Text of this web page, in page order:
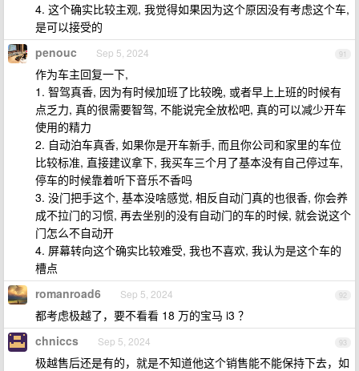
4. 这个确实比较主观, 我觉得如果因为这个原因没有考虑这个车,
是可以接受的
91
penouc Sep 5, 2024
作为车主回复一下,
1. 智驾真香, 因为有时候加班了比较晚, 或者早上上班的时候有
点乏力, 真的很需要智驾, 不能说完全放松吧, 真的可以减少开车
使用的精力
2. 自动泊车真香, 如果你是开车新手, 而且你公司和家里的车位
比较标准, 直接建议拿下, 我买车三个月了基本没有自己停过车,
停车的时候靠着听下音乐不香吗
3. 没门把手这个, 基本没啥感觉, 相反自动门真的也很香, 你会养
成不拉门的习惯, 再去坐别的没有自动门的车的时候, 就会说这个
门怎么不自动开
4. 屏幕转向这个确实比较难受, 我也不喜欢, 我认为是这个车的
槽点
92
romanroad6 Sep 5, 2024
都考虑极越了，要不看看 18 万的宝马 i3 ？
93
chniccs Sep 5, 2024
极越售后还是有的，就是不知道他这个销售能不能保持下去，如